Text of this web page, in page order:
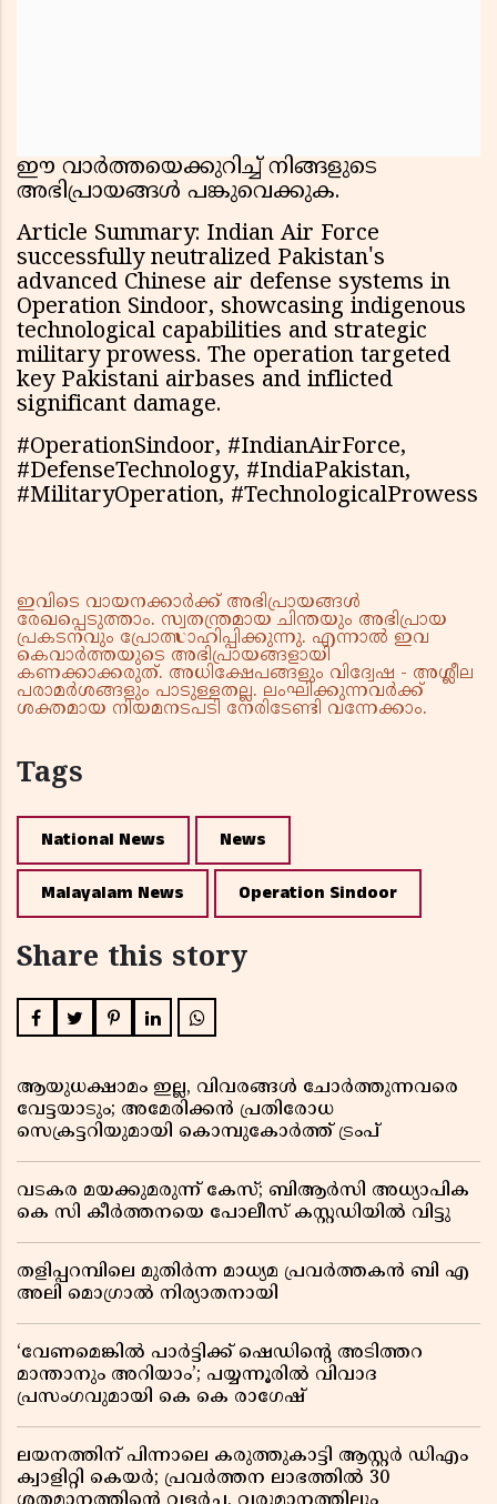
ഈ വാർത്തയെക്കുറിച്ച് നിങ്ങളുടെ
അഭിപ്രായങ്ങൾ പങ്കുവെക്കുക.
Article Summary: Indian Air Force
successfully neutralized Pakistan's
advanced Chinese air defense systems in
Operation Sindoor, showcasing indigenous
technological capabilities and strategic
military prowess. The operation targeted
key Pakistani airbases and inflicted
significant damage.
#OperationSindoor, #IndianAirForce,
#DefenseTechnology, #IndiaPakistan,
#MilitaryOperation, #TechnologicalProwess
ഇവിടെ വായനക്കാർക്ക് അഭിപ്രായങ്ങൾ
രേഖപ്പെടുത്താം. സ്വതന്ത്രമായ ചിന്തയും അഭിപ്രായ
പ്രകടനവും പ്രോത്സാഹിപ്പിക്കുന്നു. എന്നാൽ ഇവ
കെവാർത്തയുടെ അഭിപ്രായങ്ങളായി
കണക്കാക്കരുത്. അധിക്ഷേപങ്ങളും വിദ്വേഷ - അശ്ലീല
പരാമർശങ്ങളും പാടുള്ളതല്ല. ലംഘിക്കുന്നവർക്ക്
ശക്തമായ നിയമനടപടി നേരിടേണ്ടി വന്നേക്കാം.
Tags
National News News
Malayalam News Operation Sindoor
Share this story
ആയുധക്ഷാമം ഇല്ല, വിവരങ്ങൾ ചോർത്തുന്നവരെ
വേട്ടയാടും; അമേരിക്കൻ പ്രതിരോധ
സെക്രട്ടറിയുമായി കൊമ്പുകോർത്ത് ട്രംപ്
വടകര മയക്കുമരുന്ന് കേസ്; ബിആർസി അധ്യാപിക
കെ സി കീർത്തനയെ പോലീസ് കസ്റ്റഡിയിൽ വിട്ടു
തളിപ്പറമ്പിലെ മുതിർന്ന മാധ്യമ പ്രവർത്തകൻ ബി എ
അലി മൊഗ്രാൽ നിര്യാതനായി
‘വേണമെങ്കിൽ പാർട്ടിക്ക് ഷെഡിൻ്റെ അടിത്തറ
മാന്താനും അറിയാം’; പയ്യന്നൂരിൽ വിവാദ
പ്രസംഗവുമായി കെ കെ രാഗേഷ്
ലയനത്തിന് പിന്നാലെ കരുത്തുകാട്ടി ആസ്റ്റർ ഡിഎം
ക്വാളിറ്റി കെയർ; പ്രവർത്തന ലാഭത്തിൽ 30